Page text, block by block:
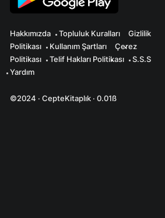
Hakkımızda Topluluk Kuralları
Gizlilik
Politikası
Kullanım Şartları
Çerez
Politikası
Telif Hakları Politikası
S.S.S
Yardım
©2024 · CepteKitaplık · 0.01ß